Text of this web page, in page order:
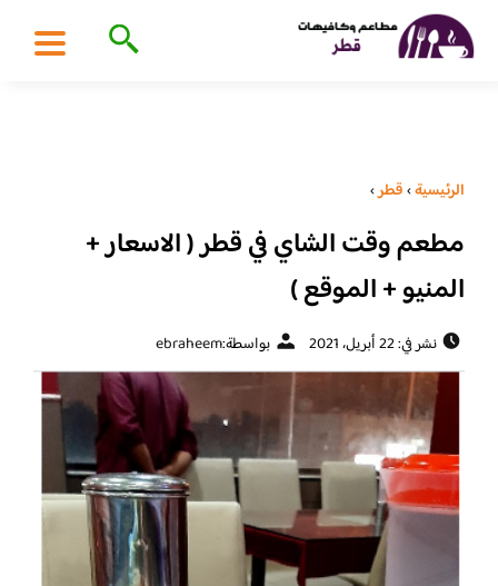
الرئيسية›قطر›
مطعم وقت الشاي في قطر ( الاسعار +
المنيو + الموقع )
نشر في: 22 أبريل، 2021 بواسطة:ebraheem